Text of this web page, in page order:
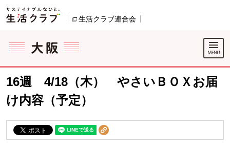
ページの先頭です。
生活クラブ連合会
ここからサイト内共通メニューです。
サイト内共通メニューをスキップする
サイト内共通メニューここまで。
16週 4/18（木） やさいＢＯＸお届
け内容（予定）